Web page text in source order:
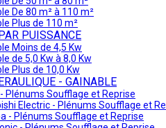
De 80 m² à 110 m²
Plus de 110 m²
PUISSANCE
Moins de 4,5 Kw
de 5,0 Kw à 8,0 Kw
Plus de 10,0 Kw
- GAINABLE
Plénums Soufflage et Reprise
Electric - Plénums Soufflage et
- Plénums Soufflage et Reprise